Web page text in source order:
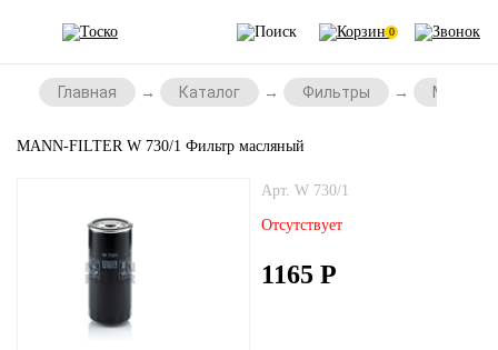
0
Главная Каталог Фильтры
MANN-FILTER W 730/1 Фильтр масляный
Арт. W 730/1
Отсутствует
1165 Р